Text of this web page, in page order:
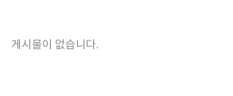
게시물이 없습니다.